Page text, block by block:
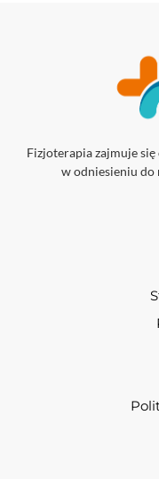
Fizjoterapia zajmuje
w odniesieniu